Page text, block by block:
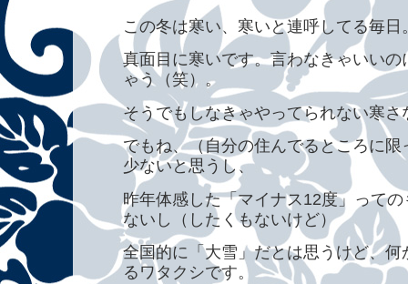
この冬は寒い、寒いと連呼してる毎日
真面目に寒いです。言わなきゃいい
ゃう（笑）。
そうでもしなきゃやってられない寒さ
でもね、（自分の住んでるところに
少ないと思うし、
昨年体感した「マイナス12度」って
ないし（したくもないけど）
全国的に「大雪」だとは思うけど、
るワタクシです。